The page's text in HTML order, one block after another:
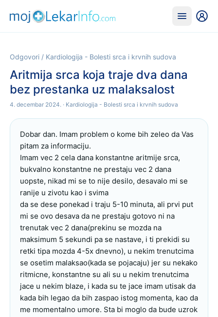
Odgovori / Kardiologija - Bolesti srca i krvnih sudova
Aritmija srca koja traje dva dana
bez prestanka uz malaksalost
4. decembar 2024. · Kardiologija - Bolesti srca i krvnih sudova
Dobar dan. Imam problem o kome bih zeleo da Vas
pitam za informaciju.
Imam vec 2 cela dana konstantne aritmije srca,
bukvalno konstantne ne prestaju vec 2 dana
uopste, nikad mi se to nije desilo, desavalo mi se
ranije u zivotu kao i svima
da se dese ponekad i traju 5-10 minuta, ali prvi put
mi se ovo desava da ne prestaju gotovo ni na
trenutak vec 2 dana(prekinu se mozda na
maksimum 5 sekundi pa se nastave, i ti prekidi su
retki tipa mozda 4-5x dnevno), u nekim trenutcima
se osetim malaksao(kada se pojacaju) jer su nekako
ritmicne, konstantne su ali su u nekim trenutcima
jace u nekim blaze, i kada su te jace imam utisak da
kada bih legao da bih zaspao istog momenta, kao da
me momentalno umore. Sta bi moglo da bude uzrok